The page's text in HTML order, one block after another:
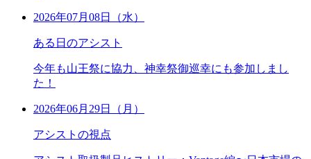
2026年07月08日（水）
ある日のアシスト
今年も山王祭に協力、神幸祭御巡幸にも参加しまし
た！
2026年06月29日（月）
アシストの視点